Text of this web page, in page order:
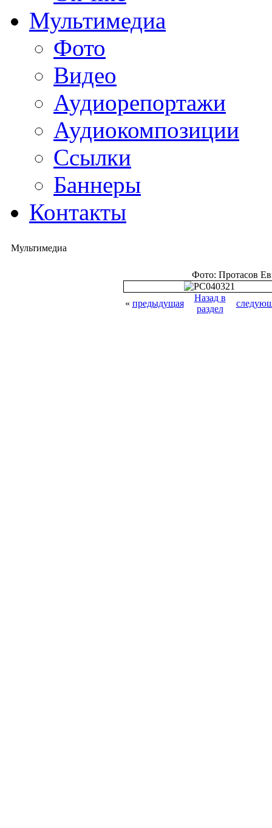
Мультимедиа
Фото
Видео
Аудиорепортажи
Аудиокомпозиции
Ссылки
Баннеры
Контакты
Мультимедиа
Фото: Протасов
« предыдущая
Назад в
раздел